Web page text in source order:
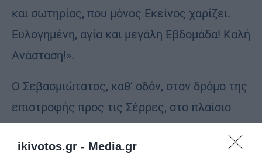
ikivotos.gr - Media.gr
και σωτηρίας, που μόνος Εκείνος χαρίζει.
Ευλογημένη, αγία και μεγάλη Εβδομάδα! Καλή
Ανάσταση!».
Ο Σεβασμιώτατος, καθ’ οδόν, στον δρόμο της
επιστροφής προς τις Σέρρες, στο πλαίσιο
ως ο οικείος Ποιμενάρχης του τόπου,